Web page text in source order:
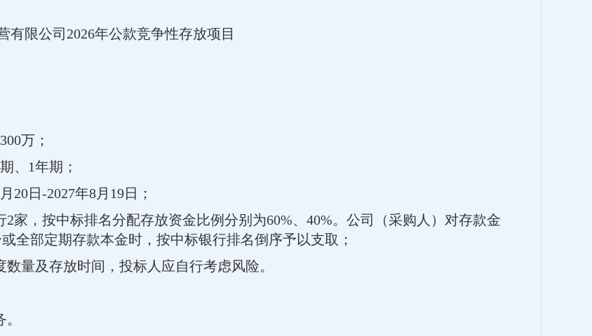
限公司2026年公款竞争性存放项目
万；
、1年期；
20日-2027年8月19日；
家，按中标排名分配存放资金比例分别为60%、40%。公司（采购人）对存款金
全部定期存款本金时，按中标银行排名倒序予以支取；
量及存放时间，投标人应自行考虑风险。